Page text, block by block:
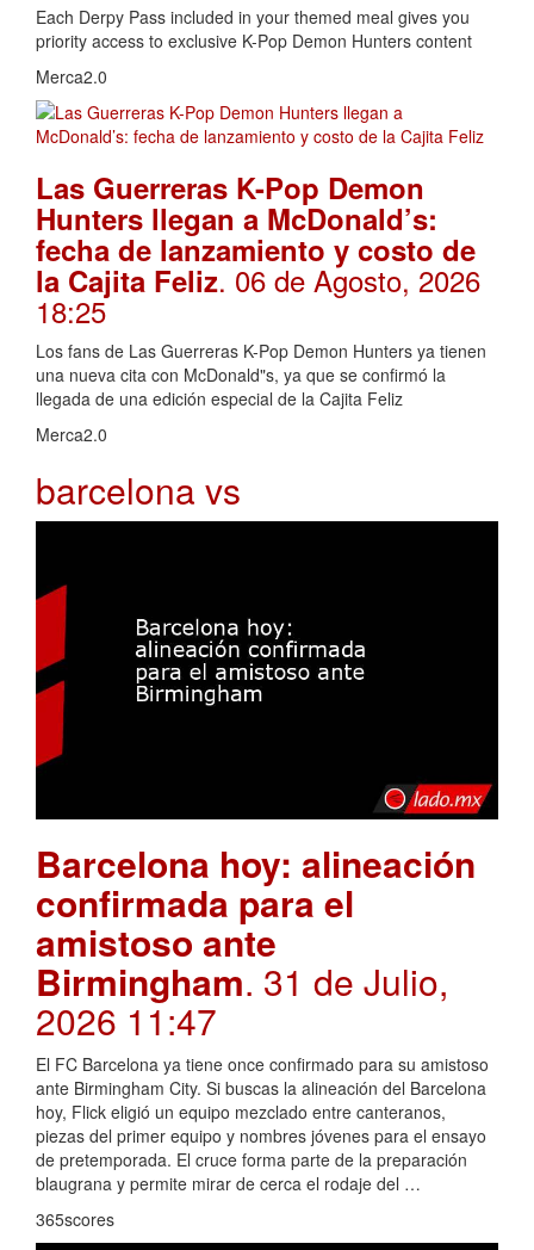
Each Derpy Pass included in your themed meal gives you
priority access to exclusive K-Pop Demon Hunters content
Merca2.0
Las Guerreras K-Pop Demon
Hunters llegan a McDonald’s:
fecha de lanzamiento y costo de
la Cajita Feliz. 06 de Agosto, 2026
18:25
Los fans de Las Guerreras K-Pop Demon Hunters ya tienen
una nueva cita con McDonald"s, ya que se confirmó la
llegada de una edición especial de la Cajita Feliz
Merca2.0
barcelona vs
Barcelona hoy: alineación
confirmada para el
amistoso ante
Birmingham. 31 de Julio,
2026 11:47
El FC Barcelona ya tiene once confirmado para su amistoso
ante Birmingham City. Si buscas la alineación del Barcelona
hoy, Flick eligió un equipo mezclado entre canteranos,
piezas del primer equipo y nombres jóvenes para el ensayo
de pretemporada. El cruce forma parte de la preparación
blaugrana y permite mirar de cerca el rodaje del …
365scores